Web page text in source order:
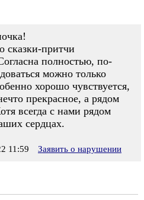
сказки-притчи
полностью, по-
можно только
хорошо чувствуется,
прекрасное, а рядом
всегда с нами рядом
сердцах.
11:59 Заявить о нарушении